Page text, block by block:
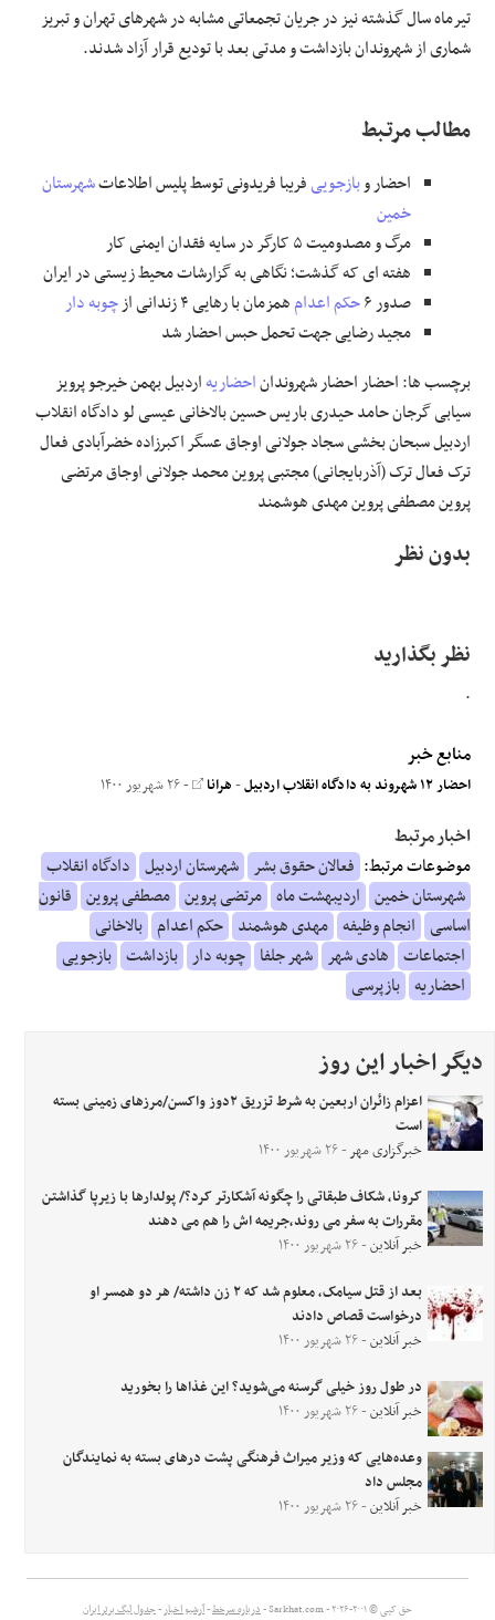
تیرماه سال گذشته نیز در جریان تجمعاتی مشابه در شهرهای تهران و تبریز
شماری از شهروندان بازداشت و مدتی بعد با تودیع قرار آزاد شدند.
مطالب مرتـبط
احضار وبازجوییفریبا فریدونی توسط پلیس اطلاعاتشهرستان
خمین
مرگ و مصدومیت ۵ کارگر در سایه فقدان ایمنی کار
هفته ای که گذشت؛ نگاهی به گزارشات محیط زیستی در ایران
صدور ۶ حکم اعدامهمزمان با رهایی ۴ زندانی از
چوبه دار
مجید رضایی جهت تحمل حبس احضار شد
برچسب ها: احضار احضار شهرونداناحضاریهاردبیل بهمن خیرجو پرویز
سیابی گرجان حامد حیدری باریس حسین بالاخانی عیسی لو دادگاه انقلاب
اردبیل سبحان بخشی سجاد جولانی اوجاق عسگر اکبرزاده خضرآبادی فعال
ترک فعال ترک (آذربایجانی) مجتبی پروین محمد جولانی اوجاق مرتضی
پروین مصطفی پروین مهدی هوشمند
بدون نظر
نظر بگذارید
.
منابع خبر
احضار ۱۲ شهروند به دادگاه انقلاب اردبیل -هرانا - ۲۶ شهریور ۱۴۰۰
اخبار مرتبط
موضوعات مرتبط: فعالان حقوق بشر شهرستان اردبیل دادگاه انقلاب
شهرستان خمین اردیبهشت ماه مرتضی پروین مصطفی پروین قانون
اساسی انجام وظیفه مهدی هوشمند حکم اعدام بالاخانی
اجتماعات هادی شهر شهر جلفا چوبه دار بازداشت بازجویی
احضاریه بازپرسی
دیگر اخبار این روز
اعزام زائران اربعین به شرط تزریق ۲دوز واکسن/مرزهای زمینی بسته
است
خبرگزاری مهر- ۲۶ شهریور ۱۴۰۰
کرونا، شکاف طبقاتی را چگونه آشکارتر کرد؟/ پولدارها با زیرپا گذاشتن
مقررات به سفر می روند،جریمه اش را هم می دهند
خبر آنلاین- ۲۶ شهریور ۱۴۰۰
بعد از قتل سیامک، معلوم شد که ۲ زن داشته/ هر دو همسر او
درخواست قصاص دادند
خبر آنلاین- ۲۶ شهریور ۱۴۰۰
در طول روز خیلی گرسنه می‌شوید؟ این غذاها را بخورید
خبر آنلاین- ۲۶ شهریور ۱۴۰۰
وعده‌هایی که وزیر میراث فرهنگی پشت درهای بسته به نمایندگان
مجلس داد
خبر آنلاین- ۲۶ شهریور ۱۴۰۰
حق کپی © ۲۰۰۱-۲۰۲۶ - Sarkhat.com - درباره سرخط-آرشیو اخبار-جدول لیگ برتر ایران